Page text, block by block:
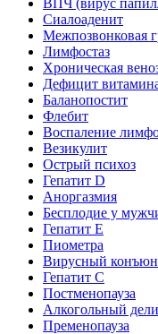
ВПЧ (вирус
Сиалоаденит
Межпозвонковая
Лимфостаз
Хроническая
Дефицит
Баланопостит
Флебит
Воспаление
Везикулит
Острый психоз
Гепатит D
Аноргазмия
Бесплодие у
Гепатит E
Пиометра
Вирусный
Гепатит C
Постменопауза
Алкогольный
Пременопауза